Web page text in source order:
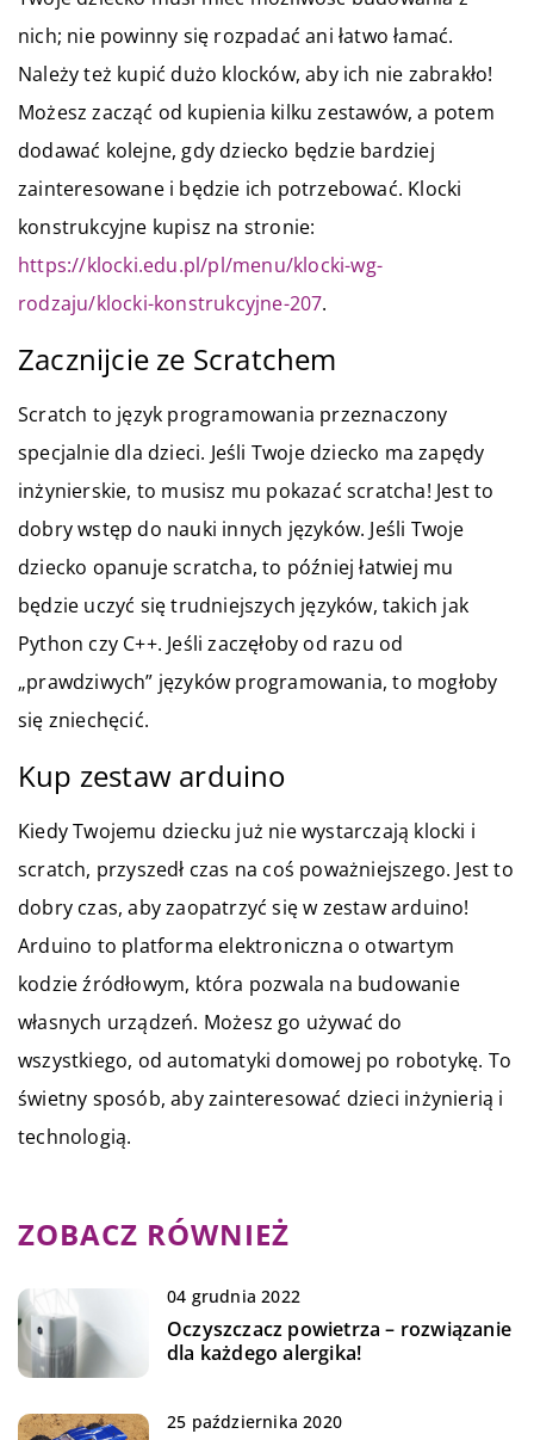
nich; nie powinny się rozpadać ani łatwo łamać.
Należy też kupić dużo klocków, aby ich nie zabrakło!
Możesz zacząć od kupienia kilku zestawów, a potem
dodawać kolejne, gdy dziecko będzie bardziej
zainteresowane i będzie ich potrzebować. Klocki
konstrukcyjne kupisz na stronie:
https://klocki.edu.pl/pl/menu/klocki-wg-
rodzaju/klocki-konstrukcyjne-207.
Zacznijcie ze Scratchem
Scratch to język programowania przeznaczony
specjalnie dla dzieci. Jeśli Twoje dziecko ma zapędy
inżynierskie, to musisz mu pokazać scratcha! Jest to
dobry wstęp do nauki innych języków. Jeśli Twoje
dziecko opanuje scratcha, to później łatwiej mu
będzie uczyć się trudniejszych języków, takich jak
Python czy C++. Jeśli zaczęłoby od razu od
„prawdziwych” języków programowania, to mogłoby
się zniechęcić.
Kup zestaw arduino
Kiedy Twojemu dziecku już nie wystarczają klocki i
scratch, przyszedł czas na coś poważniejszego. Jest to
dobry czas, aby zaopatrzyć się w zestaw arduino!
Arduino to platforma elektroniczna o otwartym
kodzie źródłowym, która pozwala na budowanie
własnych urządzeń. Możesz go używać do
wszystkiego, od automatyki domowej po robotykę. To
świetny sposób, aby zainteresować dzieci inżynierią i
technologią.
ZOBACZ RÓWNIEŻ
04 grudnia 2022
Oczyszczacz powietrza – rozwiązanie
dla każdego alergika!
25 października 2020